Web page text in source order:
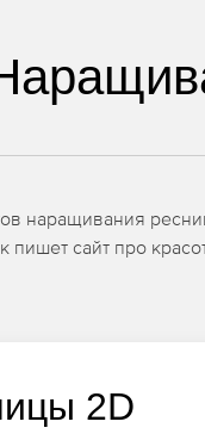
наращивания
сайт про
2D